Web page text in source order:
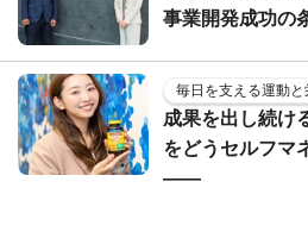
事業開発成功の
毎日を支える運動
成果を出し続け
をどうセルフマ
——